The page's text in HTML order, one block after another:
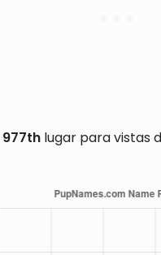
977thlugar para vistas